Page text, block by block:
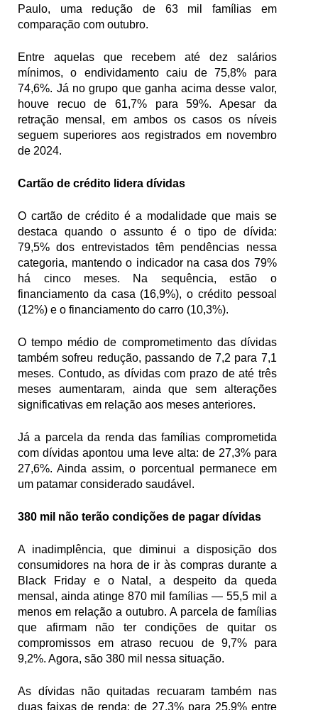
Paulo, uma redução de 63 mil famílias em
comparação com outubro.
Entre aquelas que recebem até dez salários
mínimos, o endividamento caiu de 75,8% para
74,6%. Já no grupo que ganha acima desse valor,
houve recuo de 61,7% para 59%. Apesar da
retração mensal, em ambos os casos os níveis
seguem superiores aos registrados em novembro
de 2024.
Cartão de crédito lidera dívidas
O cartão de crédito é a modalidade que mais se
destaca quando o assunto é o tipo de dívida:
79,5% dos entrevistados têm pendências nessa
categoria, mantendo o indicador na casa dos 79%
há cinco meses. Na sequência, estão o
financiamento da casa (16,9%), o crédito pessoal
(12%) e o financiamento do carro (10,3%).
O tempo médio de comprometimento das dívidas
também sofreu redução, passando de 7,2 para 7,1
meses. Contudo, as dívidas com prazo de até três
meses aumentaram, ainda que sem alterações
significativas em relação aos meses anteriores.
Já a parcela da renda das famílias comprometida
com dívidas apontou uma leve alta: de 27,3% para
27,6%. Ainda assim, o porcentual permanece em
um patamar considerado saudável.
380 mil não terão condições de pagar dívidas
A inadimplência, que diminui a disposição dos
consumidores na hora de ir às compras durante a
Black Friday e o Natal, a despeito da queda
mensal, ainda atinge 870 mil famílias — 55,5 mil a
menos em relação a outubro. A parcela de famílias
que afirmam não ter condições de quitar os
compromissos em atraso recuou de 9,7% para
9,2%. Agora, são 380 mil nessa situação.
As dívidas não quitadas recuaram também nas
duas faixas de renda: de 27,3% para 25,9% entre